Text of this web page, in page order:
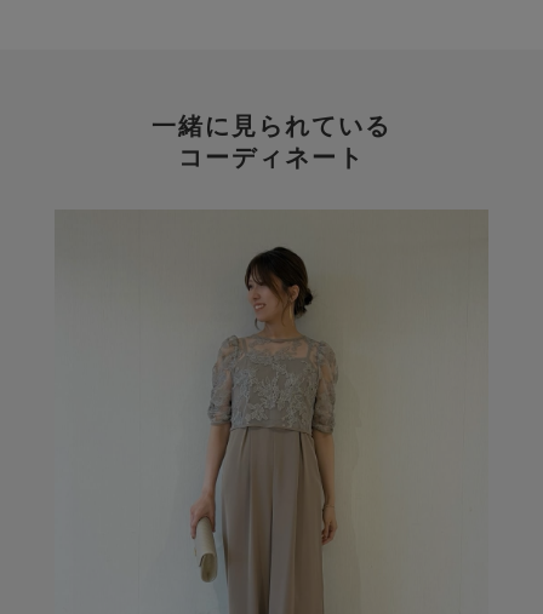
一緒に見られている
コーディネート